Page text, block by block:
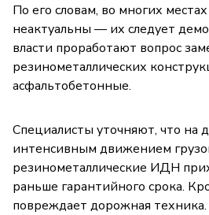
По его словам, во многих
неактуальны — их следует
власти проработают вопрос
резинометаллических
асфальтобетонные.
Специалисты уточняют, что на
интенсивным движением
резинометаллические ИДН
раньше гарантийного срока.
повреждает дорожная техника.